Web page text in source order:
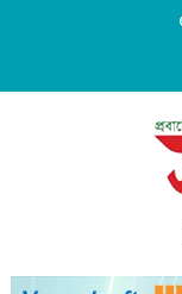
Daily